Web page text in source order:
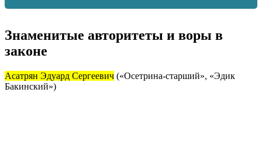
Знаменитые авторитеты и воры в
законе
Асатрян Эдуард Сергеевич («Осетрина-старший», «Эдик
Бакинский»)